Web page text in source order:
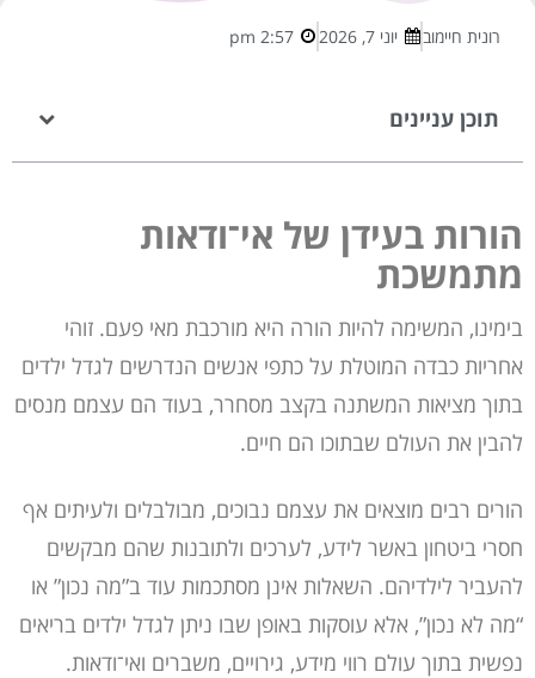
רונית חיימוב יוני 7, 2026 2:57 pm
תוכן עניינים
הורות בעידן של אי־ודאות
מתמשכת
בימינו, המשימה להיות הורה היא מורכבת מאי פעם. זוהי
אחריות כבדה המוטלת על כתפי אנשים הנדרשים לגדל ילדים
בתוך מציאות המשתנה בקצב מסחרר, בעוד הם עצמם מנסים
להבין את העולם שבתוכו הם חיים.
הורים רבים מוצאים את עצמם נבוכים, מבולבלים ולעיתים אף
חסרי ביטחון באשר לידע, לערכים ולתובנות שהם מבקשים
להעביר לילדיהם. השאלות אינן מסתכמות עוד ב”מה נכון” או
“מה לא נכון”, אלא עוסקות באופן שבו ניתן לגדל ילדים בריאים
נפשית בתוך עולם רווי מידע, גירויים, משברים ואי־ודאות.